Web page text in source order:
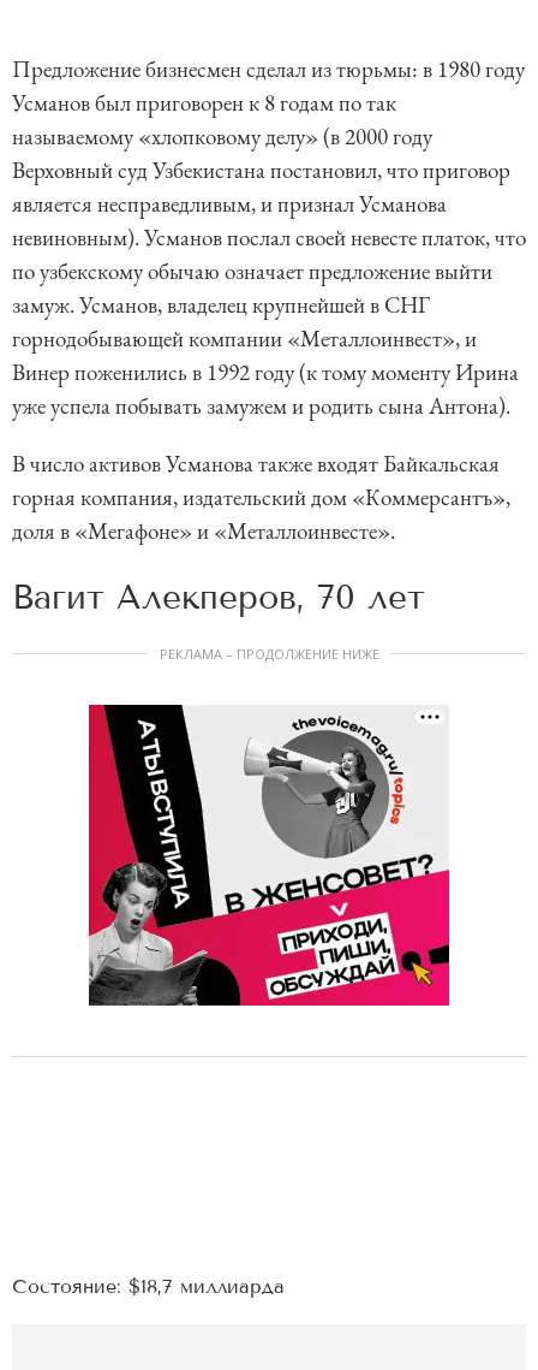
Предложение бизнесмен сделал из тюрьмы: в 1980 году
Усманов был приговорен к 8 годам по так
называемому «хлопковому делу» (в 2000 году
Верховный суд Узбекистана постановил, что приговор
является несправедливым, и признал Усманова
невиновным). Усманов послал своей невесте платок, что
по узбекскому обычаю означает предложение выйти
замуж. Усманов, владелец крупнейшей в СНГ
горнодобывающей компании «Металлоинвест», и
Винер поженились в 1992 году (к тому моменту Ирина
уже успела побывать замужем и родить сына Антона).
В число активов Усманова также входят Байкальская
горная компания, издательский дом «Коммерсантъ»,
доля в «Мегафоне» и «Металлоинвесте».
Вагит Алекперов, 70 лет
РЕКЛАМА – ПРОДОЛЖЕНИЕ НИЖЕ
Состояние: $18,7 миллиарда